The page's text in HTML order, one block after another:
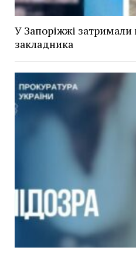
У Запоріжжі затримали
закладника